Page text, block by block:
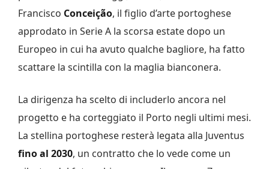
Francisco Conceição, il figlio d’arte portoghese
approdato in Serie A la scorsa estate dopo un
Europeo in cui ha avuto qualche bagliore, ha fatto
scattare la scintilla con la maglia bianconera.
La dirigenza ha scelto di includerlo ancora nel
progetto e ha corteggiato il Porto negli ultimi mesi.
La stellina portoghese resterà legata alla Juventus
fino al 2030, un contratto che lo vede come un